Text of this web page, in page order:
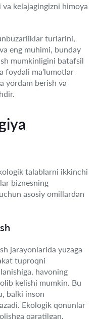
kelajagingizni himoya
turlarini,
eng muhimi, bunday
mumkinligini batafsil
foydali ma’lumotlar
yordam berish va
talablarni ikkinchi
biznesning
asosiy omillardan
jarayonlarida yuzaga
tuproqni
havoning
kelishi mumkin. Bu
balki inson
Ekologik qonunlar
qaratilgan.